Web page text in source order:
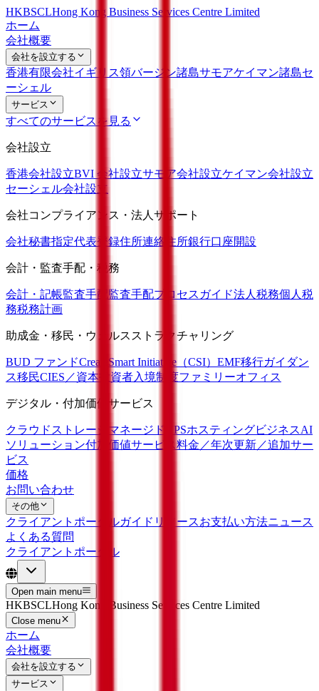
HKBSCLHong Kong Business Services Centre Limited
ホーム
会社概要
会社を設立する
香港有限会社イギリス領バージン諸島サモアケイマン諸島セ
ーシェル
サービス
すべてのサービスを見る
会社設立
香港会社設立BVI 会社設立サモア会社設立ケイマン会社設立
セーシェル会社設立
会社コンプライアンス・法人サポート
会社秘書指定代表登録住所連絡住所銀行口座開設
会計・監査手配・税務
会計・記帳監査手配監査手配プロセスガイド法人税務個人税
務税務計画
助成金・移民・ウェルスストラクチャリング
BUD ファンドCreateSmart Initiative（CSI） EMF移行ガイダン
ス移民CIES／資本投資者入境制度ファミリーオフィス
デジタル・付加価値サービス
クラウドストレージ マネージドVPSホスティングビジネスAI
ソリューション付加価値サービス料金／年次更新／追加サー
ビス
価格
お問い合わせ
その他
クライアントポータルガイド リソースお支払い方法ニュース
よくある質問
クライアントポータル
Open main menu
HKBSCLHong Kong Business Services Centre Limited
Close menu
ホーム
会社概要
会社を設立する
サービス